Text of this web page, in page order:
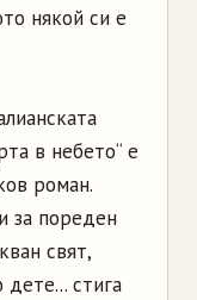
някой си е
в небето“ е
роман.
за пореден
свят,
дете... стига